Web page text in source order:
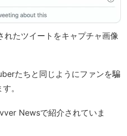
れたツイートをキャプチャ画像
たちと同じようにファンを騙
。
Newsで紹介されていま